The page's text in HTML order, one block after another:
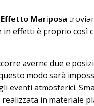
Effetto Mariposa
in effetti è proprio così
averne due e
modo sarà
eventi atmosferici.
in materiale